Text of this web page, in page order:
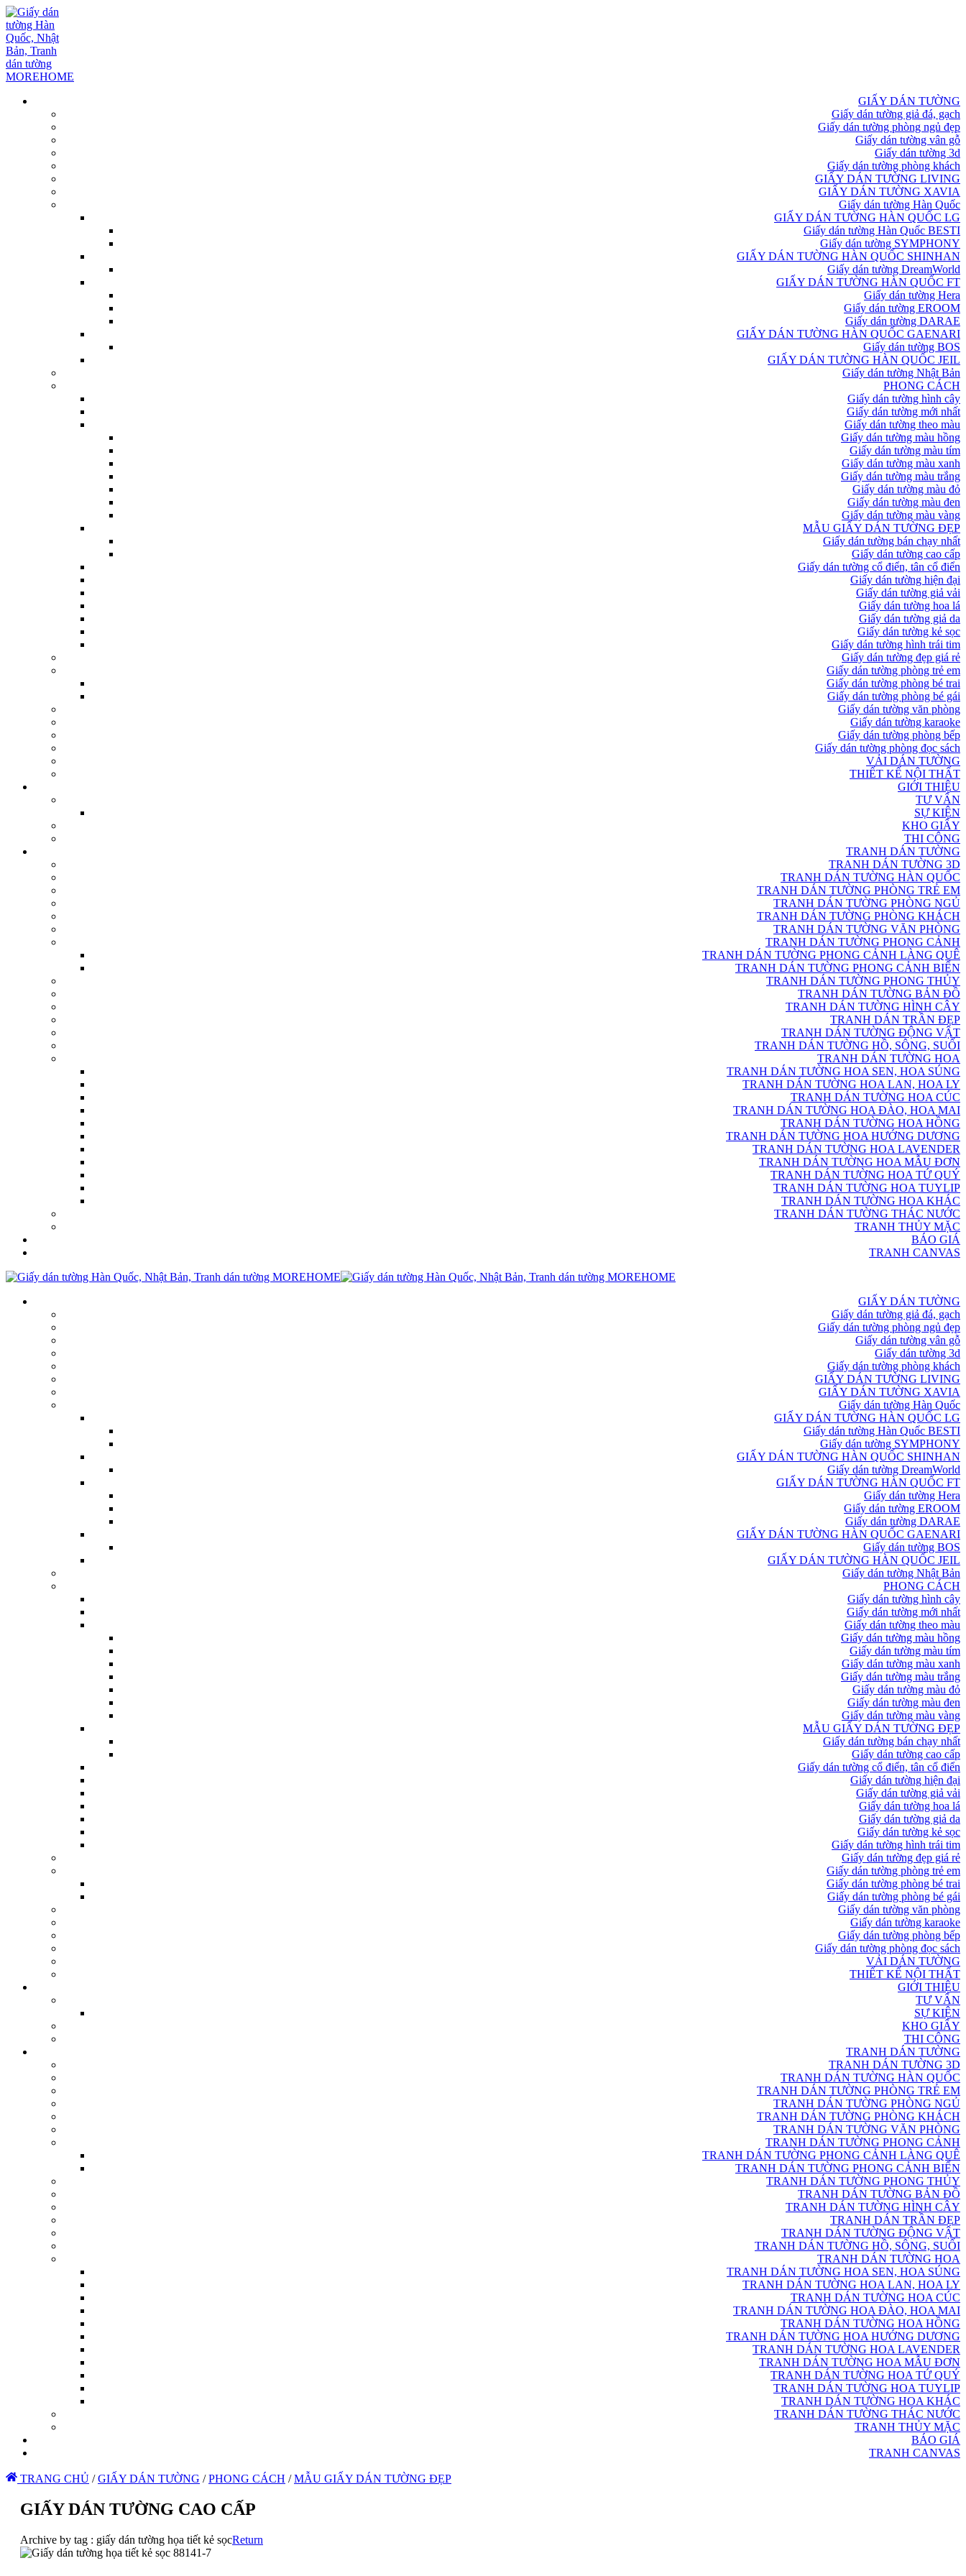
GIẤY DÁN TƯỜNG
Giấy dán tường giả đá, gạch
Giấy dán tường phòng ngủ đẹp
Giấy dán tường vân gỗ
Giấy dán tường 3d
Giấy dán tường phòng khách
GIẤY DÁN TƯỜNG LIVING
GIẤY DÁN TƯỜNG XAVIA
Giấy dán tường Hàn Quốc
GIẤY DÁN TƯỜNG HÀN QUỐC LG
Giấy dán tường Hàn Quốc BESTI
Giấy dán tường SYMPHONY
GIẤY DÁN TƯỜNG HÀN QUỐC SHINHAN
Giấy dán tường DreamWorld
GIẤY DÁN TƯỜNG HÀN QUỐC FT
Giấy dán tường Hera
Giấy dán tường EROOM
Giấy dán tường DARAE
GIẤY DÁN TƯỜNG HÀN QUỐC GAENARI
Giấy dán tường BOS
GIẤY DÁN TƯỜNG HÀN QUỐC JEIL
Giấy dán tường Nhật Bản
PHONG CÁCH
Giấy dán tường hình cây
Giấy dán tường mới nhất
Giấy dán tường theo màu
Giấy dán tường màu hồng
Giấy dán tường màu tím
Giấy dán tường màu xanh
Giấy dán tường màu trắng
Giấy dán tường màu đỏ
Giấy dán tường màu đen
Giấy dán tường màu vàng
MẪU GIẤY DÁN TƯỜNG ĐẸP
Giấy dán tường bán chạy nhất
Giấy dán tường cao cấp
Giấy dán tường cổ điển, tân cổ điển
Giấy dán tường hiện đại
Giấy dán tường giả vải
Giấy dán tường hoa lá
Giấy dán tường giả da
Giấy dán tường kẻ sọc
Giấy dán tường hình trái tim
Giấy dán tường đẹp giá rẻ
Giấy dán tường phòng trẻ em
Giấy dán tường phòng bé trai
Giấy dán tường phòng bé gái
Giấy dán tường văn phòng
Giấy dán tường karaoke
Giấy dán tường phòng bếp
Giấy dán tường phòng đọc sách
VẢI DÁN TƯỜNG
THIẾT KẾ NỘI THẤT
GIỚI THIỆU
TƯ VẤN
SỰ KIỆN
KHO GIẤY
THI CÔNG
TRANH DÁN TƯỜNG
TRANH DÁN TƯỜNG 3D
TRANH DÁN TƯỜNG HÀN QUỐC
TRANH DÁN TƯỜNG PHÒNG TRẺ EM
TRANH DÁN TƯỜNG PHÒNG NGỦ
TRANH DÁN TƯỜNG PHÒNG KHÁCH
TRANH DÁN TƯỜNG VĂN PHÒNG
TRANH DÁN TƯỜNG PHONG CẢNH
TRANH DÁN TƯỜNG PHONG CẢNH LÀNG QUÊ
TRANH DÁN TƯỜNG PHONG CẢNH BIỂN
TRANH DÁN TƯỜNG PHONG THỦY
TRANH DÁN TƯỜNG BẢN ĐỒ
TRANH DÁN TƯỜNG HÌNH CÂY
TRANH DÁN TRẦN ĐẸP
TRANH DÁN TƯỜNG ĐỘNG VẬT
TRANH DÁN TƯỜNG HỒ, SÔNG, SUỐI
TRANH DÁN TƯỜNG HOA
TRANH DÁN TƯỜNG HOA SEN, HOA SÚNG
TRANH DÁN TƯỜNG HOA LAN, HOA LY
TRANH DÁN TƯỜNG HOA CÚC
TRANH DÁN TƯỜNG HOA ĐÀO, HOA MAI
TRANH DÁN TƯỜNG HOA HỒNG
TRANH DÁN TƯỜNG HOA HƯỚNG DƯƠNG
TRANH DÁN TƯỜNG HOA LAVENDER
TRANH DÁN TƯỜNG HOA MẪU ĐƠN
TRANH DÁN TƯỜNG HOA TỨ QUÝ
TRANH DÁN TƯỜNG HOA TUYLIP
TRANH DÁN TƯỜNG HOA KHÁC
TRANH DÁN TƯỜNG THÁC NƯỚC
TRANH THỦY MẶC
BÁO GIÁ
TRANH CANVAS
GIẤY DÁN TƯỜNG
Giấy dán tường giả đá, gạch
Giấy dán tường phòng ngủ đẹp
Giấy dán tường vân gỗ
Giấy dán tường 3d
Giấy dán tường phòng khách
GIẤY DÁN TƯỜNG LIVING
GIẤY DÁN TƯỜNG XAVIA
Giấy dán tường Hàn Quốc
GIẤY DÁN TƯỜNG HÀN QUỐC LG
Giấy dán tường Hàn Quốc BESTI
Giấy dán tường SYMPHONY
GIẤY DÁN TƯỜNG HÀN QUỐC SHINHAN
Giấy dán tường DreamWorld
GIẤY DÁN TƯỜNG HÀN QUỐC FT
Giấy dán tường Hera
Giấy dán tường EROOM
Giấy dán tường DARAE
GIẤY DÁN TƯỜNG HÀN QUỐC GAENARI
Giấy dán tường BOS
GIẤY DÁN TƯỜNG HÀN QUỐC JEIL
Giấy dán tường Nhật Bản
PHONG CÁCH
Giấy dán tường hình cây
Giấy dán tường mới nhất
Giấy dán tường theo màu
Giấy dán tường màu hồng
Giấy dán tường màu tím
Giấy dán tường màu xanh
Giấy dán tường màu trắng
Giấy dán tường màu đỏ
Giấy dán tường màu đen
Giấy dán tường màu vàng
MẪU GIẤY DÁN TƯỜNG ĐẸP
Giấy dán tường bán chạy nhất
Giấy dán tường cao cấp
Giấy dán tường cổ điển, tân cổ điển
Giấy dán tường hiện đại
Giấy dán tường giả vải
Giấy dán tường hoa lá
Giấy dán tường giả da
Giấy dán tường kẻ sọc
Giấy dán tường hình trái tim
Giấy dán tường đẹp giá rẻ
Giấy dán tường phòng trẻ em
Giấy dán tường phòng bé trai
Giấy dán tường phòng bé gái
Giấy dán tường văn phòng
Giấy dán tường karaoke
Giấy dán tường phòng bếp
Giấy dán tường phòng đọc sách
VẢI DÁN TƯỜNG
THIẾT KẾ NỘI THẤT
GIỚI THIỆU
TƯ VẤN
SỰ KIỆN
KHO GIẤY
THI CÔNG
TRANH DÁN TƯỜNG
TRANH DÁN TƯỜNG 3D
TRANH DÁN TƯỜNG HÀN QUỐC
TRANH DÁN TƯỜNG PHÒNG TRẺ EM
TRANH DÁN TƯỜNG PHÒNG NGỦ
TRANH DÁN TƯỜNG PHÒNG KHÁCH
TRANH DÁN TƯỜNG VĂN PHÒNG
TRANH DÁN TƯỜNG PHONG CẢNH
TRANH DÁN TƯỜNG PHONG CẢNH LÀNG QUÊ
TRANH DÁN TƯỜNG PHONG CẢNH BIỂN
TRANH DÁN TƯỜNG PHONG THỦY
TRANH DÁN TƯỜNG BẢN ĐỒ
TRANH DÁN TƯỜNG HÌNH CÂY
TRANH DÁN TRẦN ĐẸP
TRANH DÁN TƯỜNG ĐỘNG VẬT
TRANH DÁN TƯỜNG HỒ, SÔNG, SUỐI
TRANH DÁN TƯỜNG HOA
TRANH DÁN TƯỜNG HOA SEN, HOA SÚNG
TRANH DÁN TƯỜNG HOA LAN, HOA LY
TRANH DÁN TƯỜNG HOA CÚC
TRANH DÁN TƯỜNG HOA ĐÀO, HOA MAI
TRANH DÁN TƯỜNG HOA HỒNG
TRANH DÁN TƯỜNG HOA HƯỚNG DƯƠNG
TRANH DÁN TƯỜNG HOA LAVENDER
TRANH DÁN TƯỜNG HOA MẪU ĐƠN
TRANH DÁN TƯỜNG HOA TỨ QUÝ
TRANH DÁN TƯỜNG HOA TUYLIP
TRANH DÁN TƯỜNG HOA KHÁC
TRANH DÁN TƯỜNG THÁC NƯỚC
TRANH THỦY MẶC
BÁO GIÁ
TRANH CANVAS
TRANG CHỦ / GIẤY DÁN TƯỜNG / PHONG CÁCH / MẪU GIẤY DÁN TƯỜNG ĐẸP
GIẤY DÁN TƯỜNG CAO CẤP
Archive by tag : giấy dán tường họa tiết kẻ sọcReturn